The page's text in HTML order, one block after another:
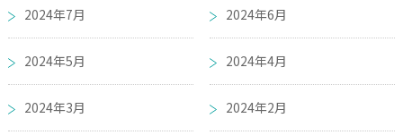
2024年7月 2024年6月
2024年5月 2024年4月
2024年3月 2024年2月